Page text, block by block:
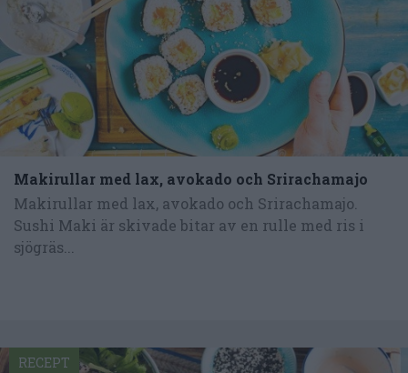
Makirullar med lax, avokado och Srirachamajo
Makirullar med lax, avokado och Srirachamajo.
Sushi Maki är skivade bitar av en rulle med ris i
sjögräs...
RECEPT